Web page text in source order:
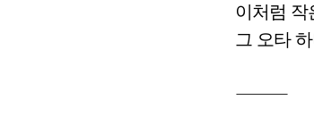
이처럼
그 오타
⸻